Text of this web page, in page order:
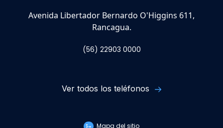
Avenida Libertador Bernardo O'Higgins 611,
Rancagua.
(56) 22903 0000
Ver todos los teléfonos
Mapa del sitio